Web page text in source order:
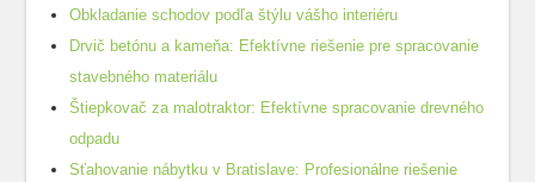
Obkladanie schodov podľa štýlu vášho interiéru
Drvič betónu a kameňa: Efektívne riešenie pre spracovanie
stavebného materiálu
Štiepkovač za malotraktor: Efektívne spracovanie drevného
odpadu
Sťahovanie nábytku v Bratislave: Profesionálne riešenie